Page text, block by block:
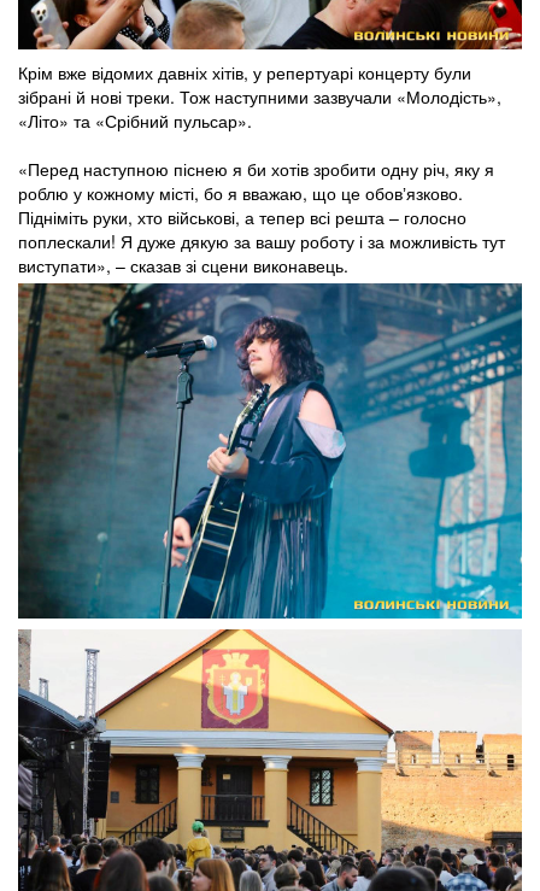
Крім вже відомих давніх хітів, у репертуарі концерту були
зібрані й нові треки. Тож наступними зазвучали «Молодість»,
«Літо» та «Срібний пульсар».
«Перед наступною піснею я би хотів зробити одну річ, яку я
роблю у кожному місті, бо я вважаю, що це обовʼязково.
Підніміть руки, хто військові, а тепер всі решта – голосно
поплескали! Я дуже дякую за вашу роботу і за можливість тут
виступати», – сказав зі сцени виконавець.